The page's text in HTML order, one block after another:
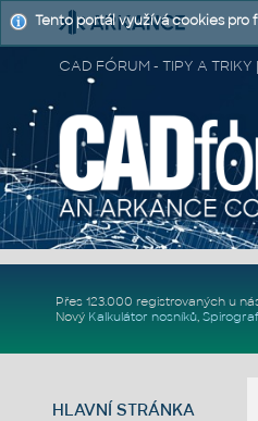
CAD FÓRUM - TIPY A
Přes 123.000 registrovaných u
Nový Kalkulátor nosníků,
HLAVNÍ STRÁNKA
Tento portál využívá cookies pro